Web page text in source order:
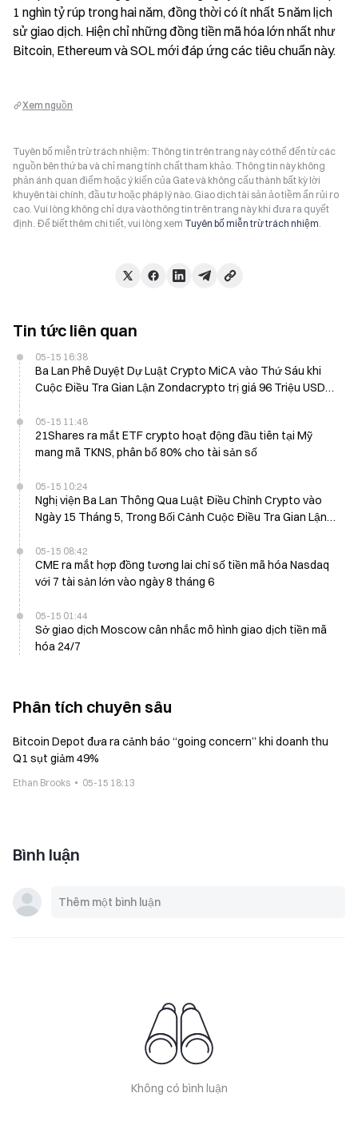
1 nghìn tỷ rúp trong hai năm, đồng thời có ít nhất 5 năm lịch
sử giao dịch. Hiện chỉ những đồng tiền mã hóa lớn nhất như
Bitcoin, Ethereum và SOL mới đáp ứng các tiêu chuẩn này.
Xem nguồn
Tuyên bố miễn trừ trách nhiệm: Thông tin trên trang này có thể đến từ các
nguồn bên thứ ba và chỉ mang tính chất tham khảo. Thông tin này không
phản ánh quan điểm hoặc ý kiến của Gate và không cấu thành bất kỳ lời
khuyên tài chính, đầu tư hoặc pháp lý nào. Giao dịch tài sản ảo tiềm ẩn rủi ro
cao. Vui lòng không chỉ dựa vào thông tin trên trang này khi đưa ra quyết
định. Để biết thêm chi tiết, vui lòng xem Tuyên bố miễn trừ trách nhiệm.
Tin tức liên quan
05-15 16:38
Ba Lan Phê Duyệt Dự Luật Crypto MiCA vào Thứ Sáu khi
Cuộc Điều Tra Gian Lận Zondacrypto trị giá 96 Triệu USD
05-15 11:48
21Shares ra mắt ETF crypto hoạt động đầu tiên tại Mỹ
mang mã TKNS, phân bổ 80% cho tài sản số
05-15 10:24
Nghị viện Ba Lan Thông Qua Luật Điều Chỉnh Crypto vào
Ngày 15 Tháng 5, Trong Bối Cảnh Cuộc Điều Tra Gian Lận
05-15 08:42
CME ra mắt hợp đồng tương lai chỉ số tiền mã hóa Nasdaq
với 7 tài sản lớn vào ngày 8 tháng 6
05-15 01:44
Sở giao dịch Moscow cân nhắc mô hình giao dịch tiền mã
hóa 24/7
Phân tích chuyên sâu
Bitcoin Depot đưa ra cảnh báo “going concern” khi doanh thu
Q1 sụt giảm 49%
Ethan Brooks 05-15 18:13
Bình luận
Không có bình luận